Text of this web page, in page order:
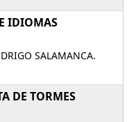
IDIOMAS
SALAMANCA.
DE TORMES